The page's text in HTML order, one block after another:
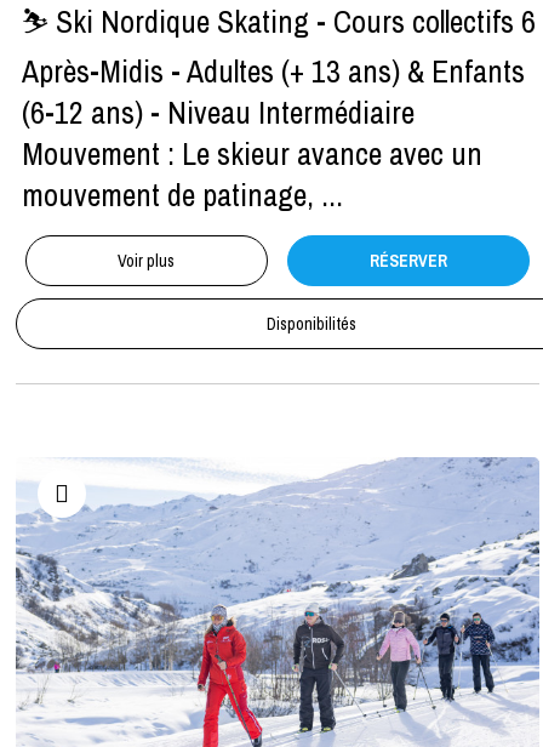
⛷ Ski Nordique Skating - Cours collectifs 6
Après-Midis - Adultes (+ 13 ans) & Enfants
(6-12 ans) - Niveau Intermédiaire
Mouvement : Le skieur avance avec un
mouvement de patinage, ...
Voir plus RÉSERVER
Disponibilités